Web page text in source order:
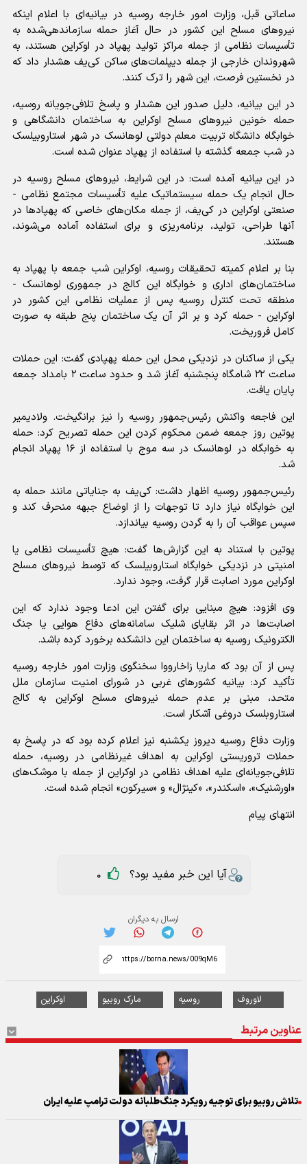
ساعاتی قبل، وزارت امور خارجه روسیه در بیانیه‌ای با اعلام اینکه
نیرو‌های مسلح این کشور در حال آغاز حمله سازماندهی‌شده به
تأسیسات نظامی از جمله مراکز تولید پهپاد در اوکراین هستند، به
شهروندان خارجی از جمله دیپلمات‌های ساکن کی‌یف هشدار داد که
در نخستین فرصت، این شهر را ترک کنند.
در این بیانیه، دلیل صدور این هشدار و پاسخ تلافی‌جویانه روسیه،
حمله خونین نیرو‌های مسلح اوکراین به ساختمان دانشگاهی و
خوابگاه دانشگاه تربیت معلم دولتی لوهانسک در شهر استاروبیلسک
در شب جمعه گذشته با استفاده از پهپاد عنوان شده است.
در این بیانیه آمده است: در این شرایط، نیرو‌های مسلح روسیه در
حال انجام یک حمله سیستماتیک علیه تأسیسات مجتمع نظامی -
صنعتی اوکراین در کی‌یف، از جمله مکان‌های خاصی که پهپاد‌ها در
آنها طراحی، تولید، برنامه‌ریزی و برای استفاده آماده می‌شوند،
هستند.
بنا بر اعلام کمیته تحقیقات روسیه، اوکراین شب جمعه با پهپاد به
ساختمان‌های اداری و خوابگاه این کالج در جمهوری لوهانسک -
منطقه تحت کنترل روسیه پس از عملیات نظامی این کشور در
اوکراین - حمله کرد و بر اثر آن یک ساختمان پنج طبقه به صورت
کامل فروریخت.
یکی از ساکنان در نزدیکی محل این حمله پهپادی گفت: این حملات
ساعت ۲۲ شامگاه پنجشنبه آغاز شد و حدود ساعت ۲ بامداد جمعه
پایان یافت.
این فاجعه واکنش رئیس‌جمهور روسیه را نیز برانگیخت. ولادیمیر
پوتین روز جمعه ضمن محکوم کردن این حمله تصریح کرد: حمله
به خوابگاه در لوهانسک در سه موج با استفاده از ۱۶ پهپاد انجام
شد.
رئیس‌جمهور روسیه اظهار داشت: کی‌یف به جنایاتی مانند حمله به
این خوابگاه نیاز دارد تا توجهات را از اوضاع جبهه منحرف کند و
سپس عواقب آن را به گردن روسیه بیاندازد.
پوتین با استناد به این گزارش‌ها گفت: هیچ تأسیسات نظامی یا
امنیتی در نزدیکی خوابگاه استاروبیلسک که توسط نیرو‌های مسلح
اوکراین مورد اصابت قرار گرفت، وجود ندارد.
وی افزود: هیچ مبنایی برای گفتن این ادعا وجود ندارد که این
اصابت‌ها در اثر بقایای شلیک سامانه‌های دفاع هوایی یا جنگ
الکترونیک روسیه به ساختمان این دانشکده برخورد کرده باشد.
پس از آن بود که ماریا زاخارووا سخنگوی وزارت امور خارجه روسیه
تأکید کرد: بیانیه کشور‌های غربی در شورای امنیت سازمان ملل
متحد، مبنی بر عدم حمله نیرو‌های مسلح اوکراین به کالج
استاروبلسک دروغی آشکار است.
وزارت دفاع روسیه دیروز یکشنبه نیز اعلام کرده بود که در پاسخ به
حملات تروریستی اوکراین به اهداف غیرنظامی در روسیه، حمله
تلافی‌جویانه‌ای علیه اهداف نظامی در اوکراین از جمله با موشک‌های
«اورشنیک»، «اسکندر»، «کینژال» و «سیرکون» انجام شده است.
انتهای پیام
آیا این خبر مفید بود؟ 0
ارسال به دیگران
لاوروف روسیه مارک روبیو اوکراین
عناوین مرتبط
تلاش روبیو برای توجیه رویکرد جنگ‌طلبانه دولت ترامپ علیه ایران